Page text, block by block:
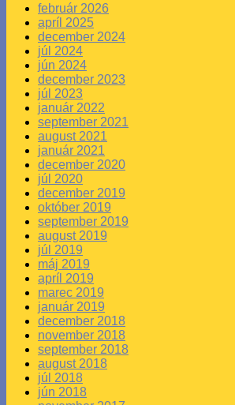
február 2026
apríl 2025
december 2024
júl 2024
jún 2024
december 2023
júl 2023
január 2022
september 2021
august 2021
január 2021
december 2020
júl 2020
december 2019
október 2019
september 2019
august 2019
júl 2019
máj 2019
apríl 2019
marec 2019
január 2019
december 2018
november 2018
september 2018
august 2018
júl 2018
jún 2018